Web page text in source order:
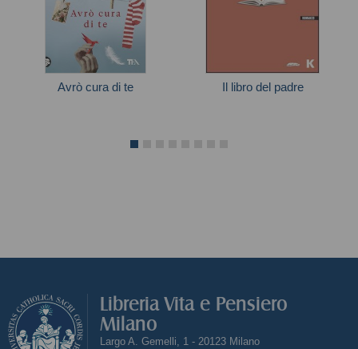
Avrò cura di te Il libro del padre
Libreria Vita e Pensiero
Milano
Largo A. Gemelli, 1 - 20123 Milano